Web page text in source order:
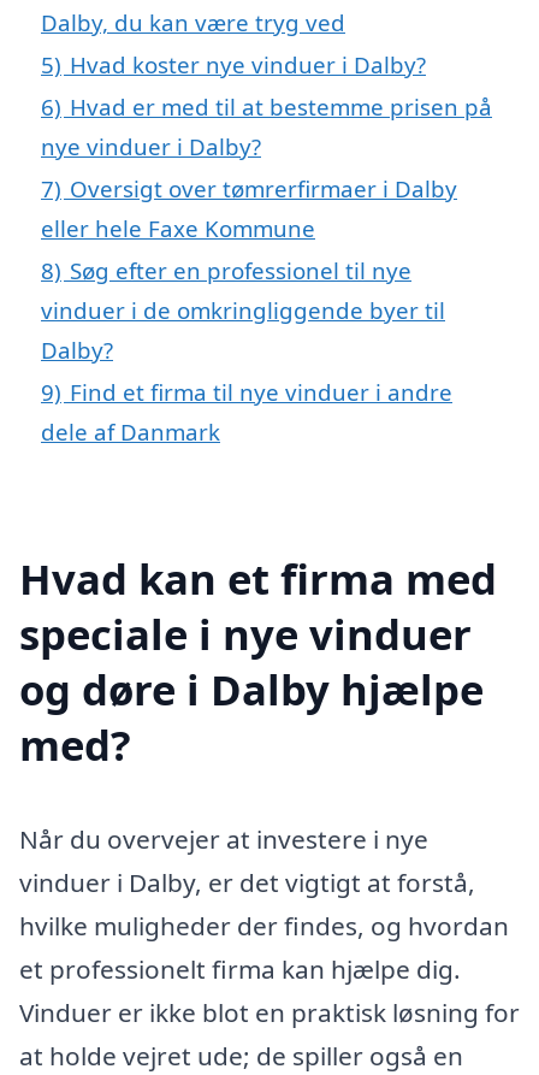
Dalby, du kan være tryg ved
5) Hvad koster nye vinduer i Dalby?
6) Hvad er med til at bestemme prisen på
nye vinduer i Dalby?
7) Oversigt over tømrerfirmaer i Dalby
eller hele Faxe Kommune
8) Søg efter en professionel til nye
vinduer i de omkringliggende byer til
Dalby?
9) Find et firma til nye vinduer i andre
dele af Danmark
Hvad kan et firma med
speciale i nye vinduer
og døre i Dalby hjælpe
med?
Når du overvejer at investere i nye
vinduer i Dalby, er det vigtigt at forstå,
hvilke muligheder der findes, og hvordan
et professionelt firma kan hjælpe dig.
Vinduer er ikke blot en praktisk løsning for
at holde vejret ude; de spiller også en